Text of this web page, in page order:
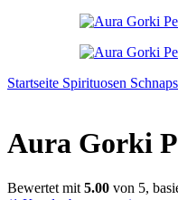
Startseite Spirituosen Schnaps
Aura Gorki
Bewertet mit 5.00 von 5,